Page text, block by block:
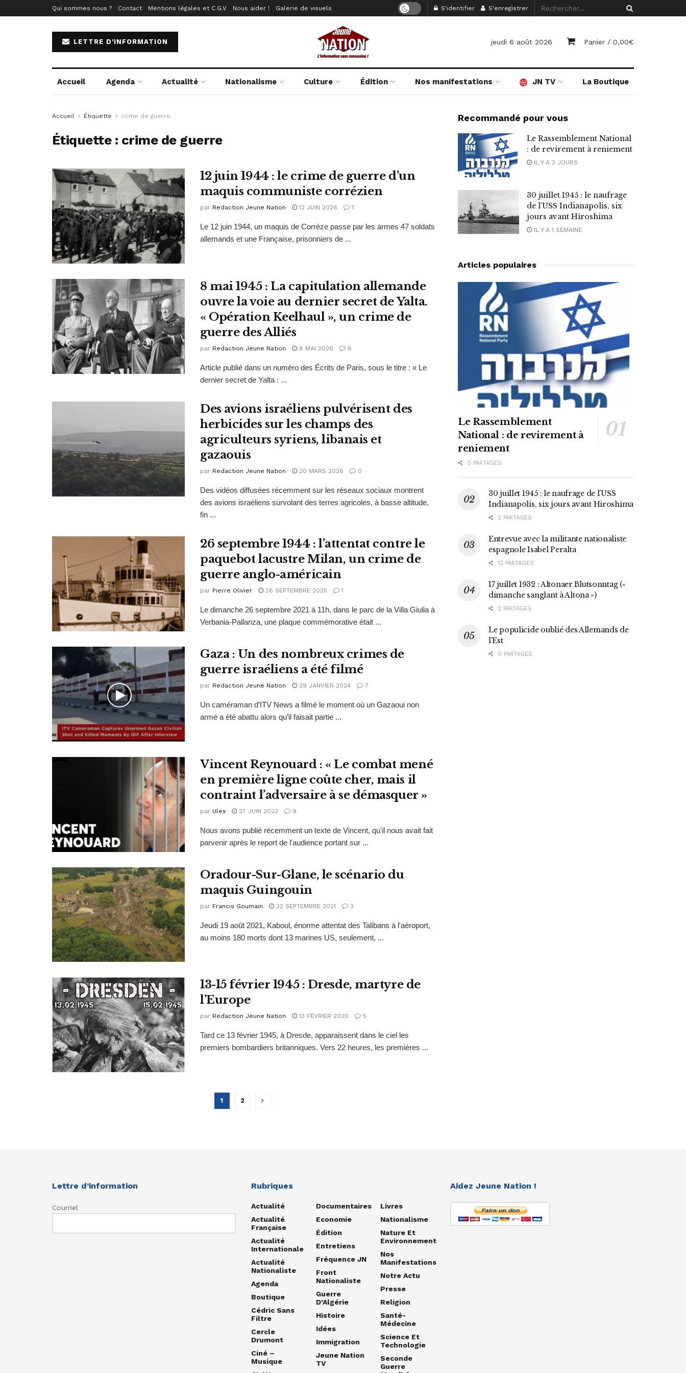
Qui sommes nous ? Contact Mentions légales et C.G.V Nous aider ! Galerie de visuels S'identifier S'enregistrer
LETTRE D'INFORMATION jeudi 6 août 2026 Panier / 0,00€
Accueil Agenda Actualité Nationalisme Culture Édition Nos manifestations JN TV La Boutique
Accueil Étiquette crime de guerre
Étiquette : crime de guerre
12 juin 1944 : le crime de guerre d’un
maquis communiste corrézien
par Redaction Jeune Nation 12 JUIN 2026 1
Le 12 juin 1944, un maquis de Corrèze passe par les armes 47 soldats
allemands et une Française, prisonniers de ...
8 mai 1945 : La capitulation allemande
ouvre la voie au dernier secret de Yalta.
« Opération Keelhaul », un crime de
guerre des Alliés
par Redaction Jeune Nation 8 MAI 2026 6
Article publié dans un numéro des Écrits de Paris, sous le titre : « Le
dernier secret de Yalta : ...
Des avions israéliens pulvérisent des
herbicides sur les champs des
agriculteurs syriens, libanais et
gazaouis
par Redaction Jeune Nation 20 MARS 2026 0
Des vidéos diffusées récemment sur les réseaux sociaux montrent
des avions israéliens survolant des terres agricoles, à basse altitude,
fin ...
26 septembre 1944 : l’attentat contre le
paquebot lacustre Milan, un crime de
guerre anglo-américain
par Pierre Olivier 26 SEPTEMBRE 2025 1
Le dimanche 26 septembre 2021 à 11h, dans le parc de la Villa Giulia à
Verbania-Pallanza, une plaque commémorative était ...
Gaza : Un des nombreux crimes de
guerre israéliens a été filmé
par Redaction Jeune Nation 29 JANVIER 2024 7
Un caméraman d’ITV News a filmé le moment où un Gazaoui non
armé a été abattu alors qu’il faisait partie ...
Vincent Reynouard : « Le combat mené
en première ligne coûte cher, mais il
contraint l’adversaire à se démasquer »
par Ulex 27 JUIN 2023 9
Nous avons publié récemment un texte de Vincent, qu'il nous avait fait
parvenir après le report de l'audience portant sur ...
Oradour-Sur-Glane, le scénario du
maquis Guingouin
par Francis Goumain 22 SEPTEMBRE 2021 3
Jeudi 19 août 2021, Kaboul, énorme attentat des Talibans à l'aéroport,
au moins 180 morts dont 13 marines US, seulement, ...
13-15 février 1945 : Dresde, martyre de
l’Europe
par Redaction Jeune Nation 13 FÉVRIER 2020 5
Tard ce 13 février 1945, à Dresde, apparaissent dans le ciel les
premiers bombardiers britanniques. Vers 22 heures, les premières ...
1 2
Recommandé pour vous
Le Rassemblement National
: de revirement à reniement
IL Y A 3 JOURS
30 juillet 1945 : le naufrage
de l’USS Indianapolis, six
jours avant Hiroshima
IL Y A 1 SEMAINE
Articles populaires
Le Rassemblement
National : de revirement à
reniement
0 PARTAGES
30 juillet 1945 : le naufrage de l’USS
Indianapolis, six jours avant Hiroshima
2 PARTAGES
Entrevue avec la militante nationaliste
espagnole Isabel Peralta
12 PARTAGES
17 juillet 1932 : Altonaer Blutsonntag («
dimanche sanglant à Altona »)
2 PARTAGES
Le populicide oublié des Allemands de
l’Est
0 PARTAGES
Lettre d’information
Courriel
Rubriques
Actualité
Actualité
Française
Actualité
Internationale
Actualité
Nationaliste
Agenda
Boutique
Cédric Sans
Filtre
Cercle
Drumont
Ciné –
Musique
Documentaires
Economie
Édition
Entretiens
Fréquence JN
Front
Nationaliste
Guerre
D'Algérie
Histoire
Idées
Immigration
Jeune Nation
TV
Livres
Nationalisme
Nature Et
Environnement
Nos
Manifestations
Notre Actu
Presse
Religion
Santé-
Médecine
Science Et
Technologie
Seconde
Guerre
Aidez Jeune Nation !